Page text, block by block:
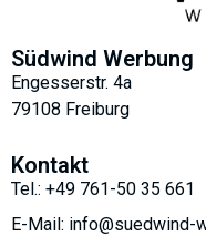
Südwind Werbung
Engesserstr. 4a
79108 Freiburg
Kontakt
Tel.: +49 761-50 35 661
E-Mail: info@suedwind-